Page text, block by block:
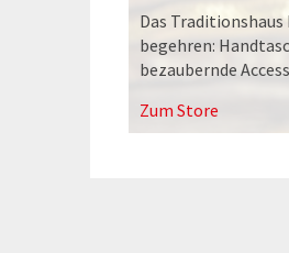
Das
begehren:
bezaubernde
Zum Store